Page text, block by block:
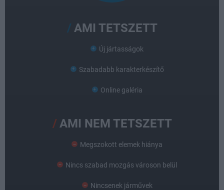
AMI TETSZETT
Új jártasságok
Szabadabb karakterkészítő
Online galéria
AMI NEM TETSZETT
Megszokott elemek hiánya
Nincs szabad mozgás városon belül
Nincsenek járművek